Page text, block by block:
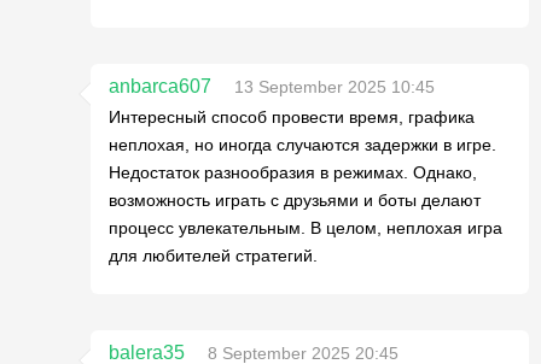
anbarca607
13 September 2025 10:45
Интересный способ провести время, графика
неплохая, но иногда случаются задержки в игре.
Недостаток разнообразия в режимах. Однако,
возможность играть с друзьями и боты делают
процесс увлекательным. В целом, неплохая игра
для любителей стратегий.
balera35
8 September 2025 20:45